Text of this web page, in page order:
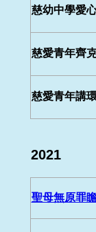
慈幼中學愛
慈愛青年齊
慈愛青年講
2021
聖母無原罪